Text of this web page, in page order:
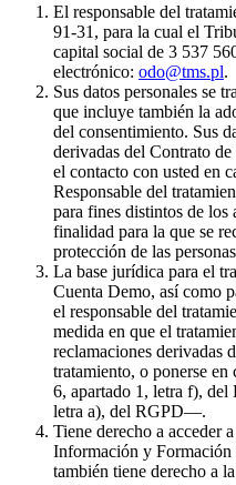
El responsable del
91-31, para la cual el
capital social de 3 537
electrónico: odo@tms.pl.
Sus datos personales se
que incluye también la
del consentimiento. Sus
derivadas del Contrato
el contacto con usted en
Responsable del
para fines distintos de
finalidad para la que se
protección de las
La base jurídica para el
Cuenta Demo, así como
el responsable del
medida en que el
reclamaciones derivadas
tratamiento, o ponerse
6, apartado 1, letra f), del
letra a), del RGPD—.
Tiene derecho a acceder
Información y Formación
también tiene derecho a